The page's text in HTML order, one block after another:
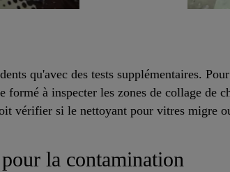
qu'avec des tests supplémentaires.
à inspecter les zones de collage de
vérifier si le nettoyant pour vitres migre
la contamination